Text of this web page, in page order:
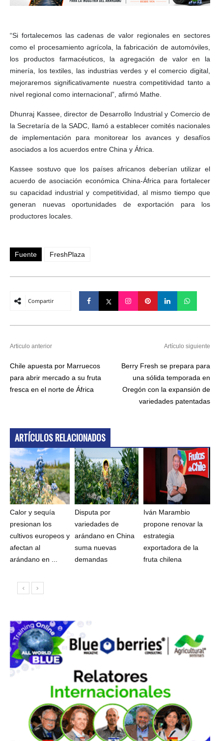
“Si fortalecemos las cadenas de valor regionales en sectores
como el procesamiento agrícola, la fabricación de automóviles,
los productos farmacéuticos, la agregación de valor en la
minería, los textiles, las industrias verdes y el comercio digital,
mejoraremos significativamente nuestra competitividad tanto a
nivel regional como internacional”, afirmó Mathe.
Dhunraj Kassee, director de Desarrollo Industrial y Comercio de
la Secretaría de la SADC, llamó a establecer comités nacionales
de implementación para monitorear los avances y desafíos
asociados a los acuerdos entre China y África.
Kassee sostuvo que los países africanos deberían utilizar el
acuerdo de asociación económica China-África para fortalecer
su capacidad industrial y competitividad, al mismo tiempo que
generan nuevas oportunidades de exportación para los
productores locales.
Fuente FreshPlaza
Compartir
Articulo anterior
Chile apuesta por Marruecos
para abrir mercado a su fruta
fresca en el norte de África
Artículo siguiente
Berry Fresh se prepara para
una sólida temporada en
Oregón con la expansión de
variedades patentadas
ARTÍCULOS RELACIONADOS
Calor y sequía
presionan los
cultivos europeos y
afectan al
arándano en ...
Disputa por
variedades de
arándano en China
suma nuevas
demandas
Iván Marambio
propone renovar la
estrategia
exportadora de la
fruta chilena